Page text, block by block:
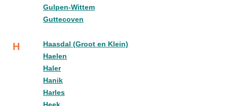
Gulpen-Wittem
Guttecoven
H
Haasdal (Groot en Klein)
Haelen
Haler
Hanik
Harles